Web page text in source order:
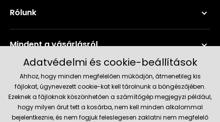
Rólunk
Mindent a vásárlásról
Szerviz és támogatás
Aktuális információk
Adatvédelmi és cookie-beállítások
Ahhoz, hogy minden megfelelően működjön, átmenetileg kis
fájlokat, úgynevezett cookie-kat kell tárolnunk a böngészőjében.
Ezeknek a fájloknak köszönhetően a számítógép megjegyzi például,
hogy milyen árut tett a kosárba, nem kell minden alkalommal
bejelentkeznie, és nem fogjuk feleslegesen zaklatni nem megfelelő